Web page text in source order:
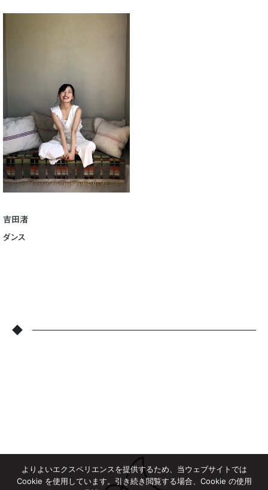
吉田渚
ダンス
◆
よりよいエクスペリエンスを提供するため、当ウェブサイトでは
Cookie を使用しています。引き続き閲覧する場合、Cookie の使用